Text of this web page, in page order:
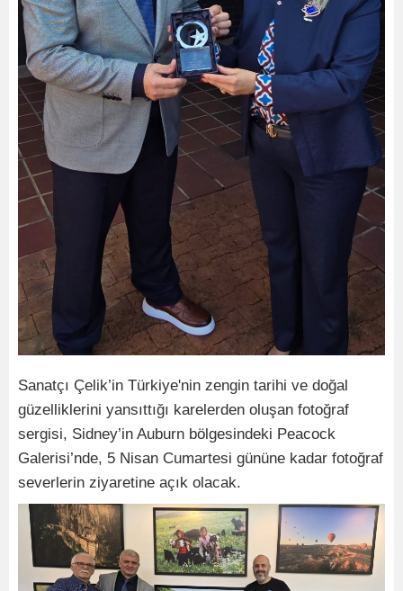
Sanatçı Çelik’in Türkiye'nin zengin tarihi ve doğal
güzelliklerini yansıttığı karelerden oluşan fotoğraf
sergisi, Sidney’in Auburn bölgesindeki Peacock
Galerisi’nde, 5 Nisan Cumartesi gününe kadar fotoğraf
severlerin ziyaretine açık olacak.